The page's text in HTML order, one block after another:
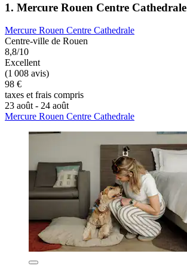
1. Mercure Rouen Centre Cathedrale
Mercure Rouen Centre Cathedrale
Centre-ville de Rouen
8,8/10
Excellent
(1 008 avis)
98 €
taxes et frais compris
23 août - 24 août
Mercure Rouen Centre Cathedrale